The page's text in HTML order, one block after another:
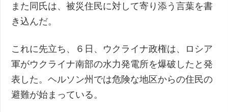
また同氏は、被災住民に対して寄り添う言葉を書
き込んだ。
これに先立ち、６日、ウクライナ政権は、ロシア
軍がウクライナ南部の水力発電所を爆破したと発
表した。ヘルソン州では危険な地区からの住民の
避難が始まっている。